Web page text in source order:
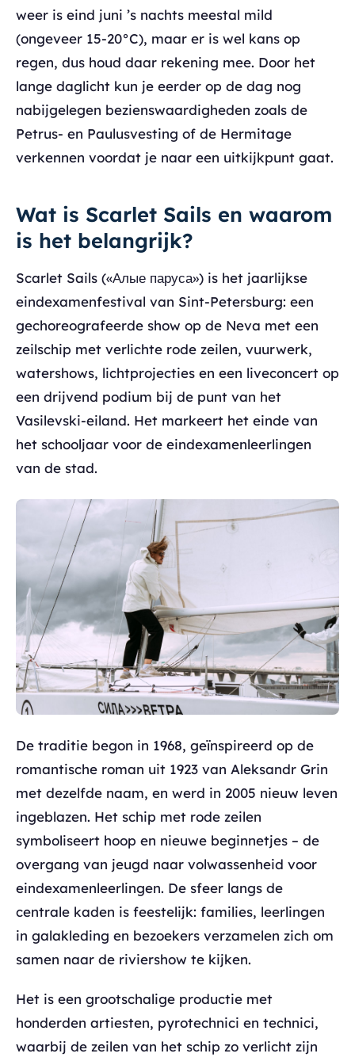
weer is eind juni ’s nachts meestal mild
(ongeveer 15-20°C), maar er is wel kans op
regen, dus houd daar rekening mee. Door het
lange daglicht kun je eerder op de dag nog
nabijgelegen bezienswaardigheden zoals de
Petrus- en Paulusvesting of de Hermitage
verkennen voordat je naar een uitkijkpunt gaat.
Wat is Scarlet Sails en waarom
is het belangrijk?
Scarlet Sails («Алые паруса») is het jaarlijkse
eindexamenfestival van Sint-Petersburg: een
gechoreografeerde show op de Neva met een
zeilschip met verlichte rode zeilen, vuurwerk,
watershows, lichtprojecties en een liveconcert op
een drijvend podium bij de punt van het
Vasilevski-eiland. Het markeert het einde van
het schooljaar voor de eindexamenleerlingen
van de stad.
De traditie begon in 1968, geïnspireerd op de
romantische roman uit 1923 van Aleksandr Grin
met dezelfde naam, en werd in 2005 nieuw leven
ingeblazen. Het schip met rode zeilen
symboliseert hoop en nieuwe beginnetjes – de
overgang van jeugd naar volwassenheid voor
eindexamenleerlingen. De sfeer langs de
centrale kaden is feestelijk: families, leerlingen
in galakleding en bezoekers verzamelen zich om
samen naar de riviershow te kijken.
Het is een grootschalige productie met
honderden artiesten, pyrotechnici en technici,
waarbij de zeilen van het schip zo verlicht zijn